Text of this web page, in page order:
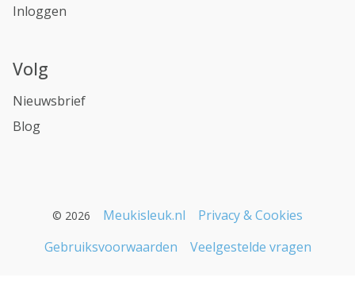
Inloggen
Volg
Nieuwsbrief
Blog
© 2026 Meukisleuk.nl
Privacy & Cookies
Gebruiksvoorwaarden
Veelgestelde vragen